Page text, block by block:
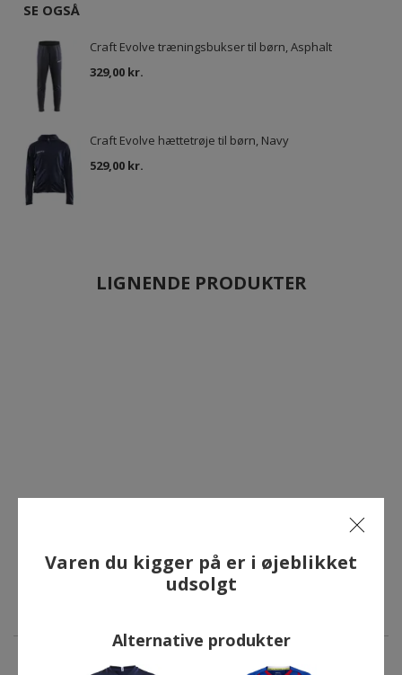
SE OGSÅ
Craft Evolve træningsbukser til børn, Asphalt
329,00 kr.
Craft Evolve hættetrøje til børn, Navy
529,00 kr.
LIGNENDE PRODUKTER
Varen du kigger på er i øjeblikket
udsolgt
Alternative produkter